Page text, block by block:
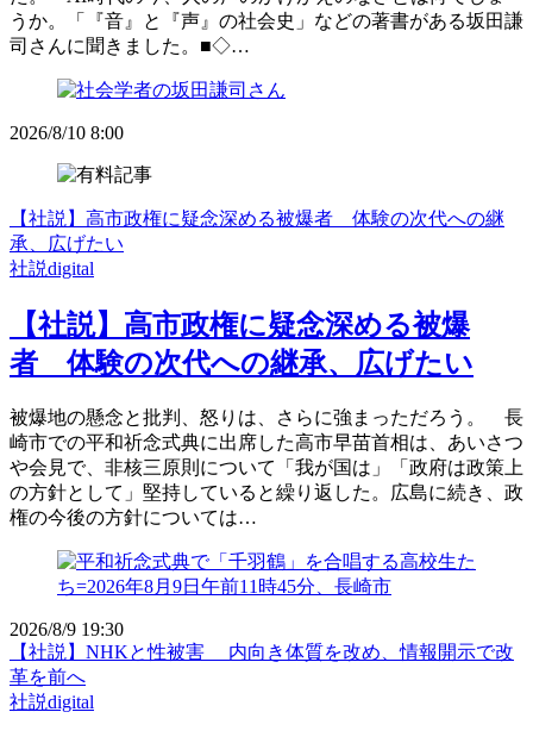
うか。「『音』と『声』の社会史」などの著書がある坂田謙
司さんに聞きました。■◇…
2026/8/10 8:00
【社説】高市政権に疑念深める被爆者 体験の次代への継
承、広げたい
社説digital
【社説】高市政権に疑念深める被爆
者 体験の次代への継承、広げたい
被爆地の懸念と批判、怒りは、さらに強まっただろう。 長
崎市での平和祈念式典に出席した高市早苗首相は、あいさつ
や会見で、非核三原則について「我が国は」「政府は政策上
の方針として」堅持していると繰り返した。広島に続き、政
権の今後の方針については…
2026/8/9 19:30
【社説】NHKと性被害 内向き体質を改め、情報開示で改
革を前へ
社説digital